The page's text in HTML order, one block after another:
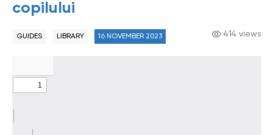
copilului
GUIDES LIBRARY 16 NOVEMBER 2023 414 views